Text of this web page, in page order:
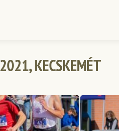
KECSKEMÉT